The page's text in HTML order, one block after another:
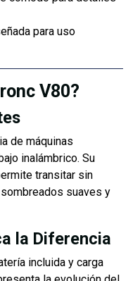
para uso
V80?
de máquinas
inalámbrico. Su
transitar sin
suaves y
la Diferencia
incluida y carga